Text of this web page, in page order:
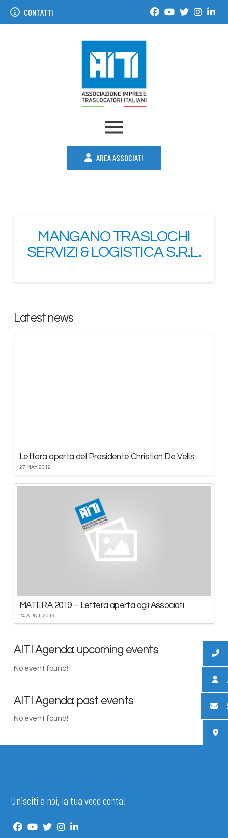
CONTATTI
AREA ASSOCIATI
MANGANO TRASLOCHI
SERVIZI & LOGISTICA S.R.L.
Latest news
Lettera aperta del Presidente Christian De Vellis
27 MAY 2019
MATERA 2019 – Lettera aperta agli Associati
24 APRIL 2019
AITI Agenda: upcoming events
No event found!
AITI Agenda: past events
No event found!
Unisciti a noi, la tua voce conta!